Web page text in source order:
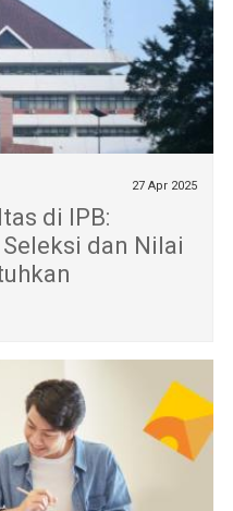
27 Apr 2025
di IPB:
dan Nilai